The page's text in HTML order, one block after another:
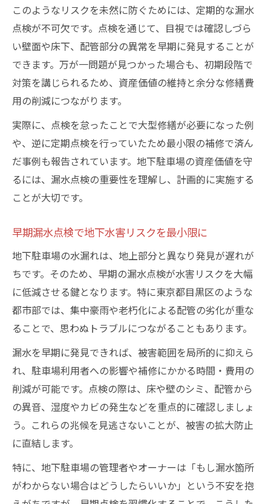
このようなリスクを未然に防ぐためには、定期的な漏水
点検が不可欠です。点検を通じて、目視では確認しづら
い壁面や床下、配管部分の異常を早期に発見することが
できます。万が一問題が見つかった場合も、初期段階で
対策を講じられるため、資産価値の維持と余分な修繕費
用の削減につながります。
実際に、点検を怠ったことで大型修繕が必要になった例
や、逆に定期点検を行っていたため最小限の補修で済ん
だ事例も報告されています。地下駐車場の資産価値を守
るには、漏水点検の重要性を理解し、計画的に実施する
ことが大切です。
早期漏水点検で地下水害リスクを最小限に
地下駐車場の水漏れは、地上部分と異なり発見が遅れが
ちです。そのため、早期の漏水点検が水害リスクを大幅
に低減させる鍵となります。特に東京都目黒区のような
都市部では、集中豪雨や老朽化による配管の劣化が重な
ることで、思わぬトラブルにつながることもあります。
漏水を早期に発見できれば、被害範囲を局所的に抑えら
れ、駐車場利用者への影響や補修にかかる時間・費用の
削減が可能です。点検の際は、床や壁のシミ、配管から
の異音、湿度やカビの発生などを重点的に確認しましょ
う。これらの兆候を見逃さないことが、被害の拡大防止
に直結します。
特に、地下駐車場の管理者やオーナーは「もし漏水箇所
がわからない場合はどうしたらいいか」という不安を抱